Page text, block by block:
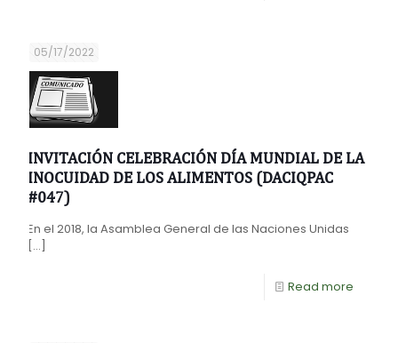
05/17/2022
INVITACIÓN CELEBRACIÓN DÍA MUNDIAL DE LA
INOCUIDAD DE LOS ALIMENTOS (DACIQPAC
#047)
En el 2018, la Asamblea General de las Naciones Unidas
[…]
Read more